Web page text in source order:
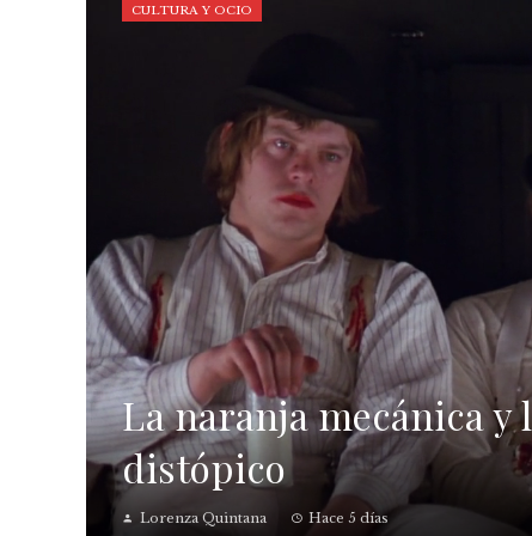
La naranja mecánica
distópico
Lorenza Quintana Hace 5 días
CULTURA Y OCIO